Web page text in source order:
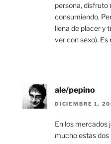
persona, disfruto
consumiendo.
llena de placer y
ver con sexo).
ale/pepino
DICIEMBRE 1,
En los mercados
mucho estas